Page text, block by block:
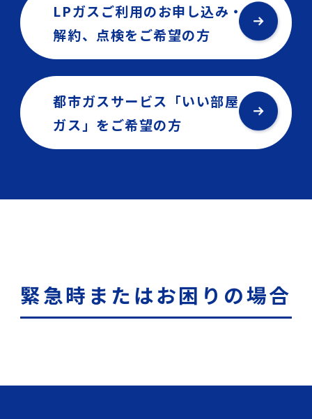
LPガスご利用のお申し込み・
解約、点検を ご希望の方
都市ガスサービス「いい部屋
ガス」を ご希望の方
緊急時またはお困りの場合